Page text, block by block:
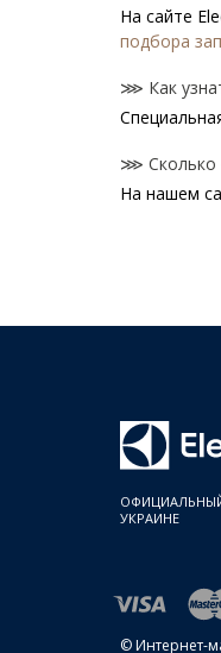
На сайте
подбора
⋙ Как
⋙ Сколько
На нашем
Electrolux
Барабан
Electrolux
ОФИЦИАЛЬНЫЙ
УКРАИНЕ
© Интернет-